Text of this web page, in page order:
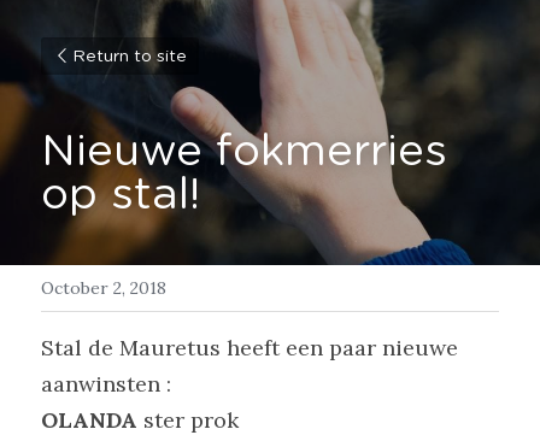
Return to site
Nieuwe fokmerries
op stal!
October 2, 2018
Stal de Mauretus heeft een paar nieuwe
aanwinsten :
OLANDA ster prok